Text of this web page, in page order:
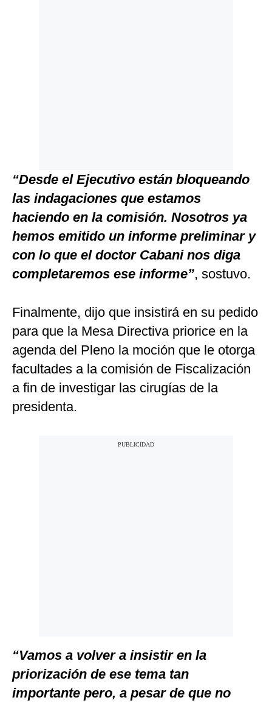
“Desde el Ejecutivo están bloqueando
las indagaciones que estamos
haciendo en la comisión. Nosotros ya
hemos emitido un informe preliminar y
con lo que el doctor Cabani nos diga
completaremos ese informe”, sostuvo.
Finalmente, dijo que insistirá en su pedido
para que la Mesa Directiva priorice en la
agenda del Pleno la moción que le otorga
facultades a la comisión de Fiscalización
a fin de investigar las cirugías de la
presidenta.
“Vamos a volver a insistir en la
priorización de ese tema tan
importante pero, a pesar de que no